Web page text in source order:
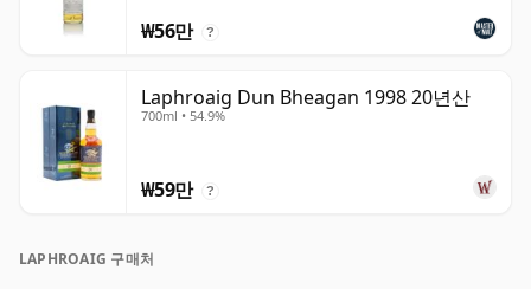
₩56만 ?
Laphroaig Dun Bheagan 1998 20년산
700ml • 54.9%
₩59만 ?
LAPHROAIG 구매처